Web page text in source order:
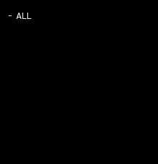
ALL